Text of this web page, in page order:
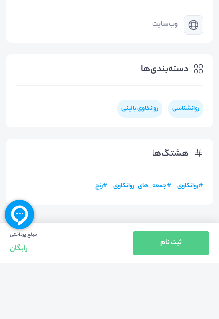
وب‌سایت
دسته‌بندی‌ها
روانشناسی روانکاوی بالینی
هشتگ‌ها
#روانکاوی #جمعه_های_روانکاوی #رنج
مبلغ پرداختی
رایگان
ثبت نام